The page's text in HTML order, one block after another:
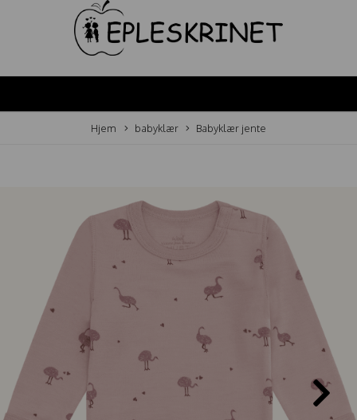
Hjem babyklær Babyklær jente